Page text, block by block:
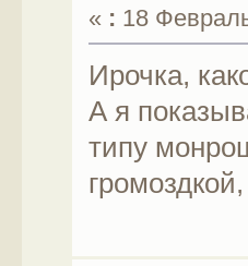
« : 18
Ирочка,
А я
типу